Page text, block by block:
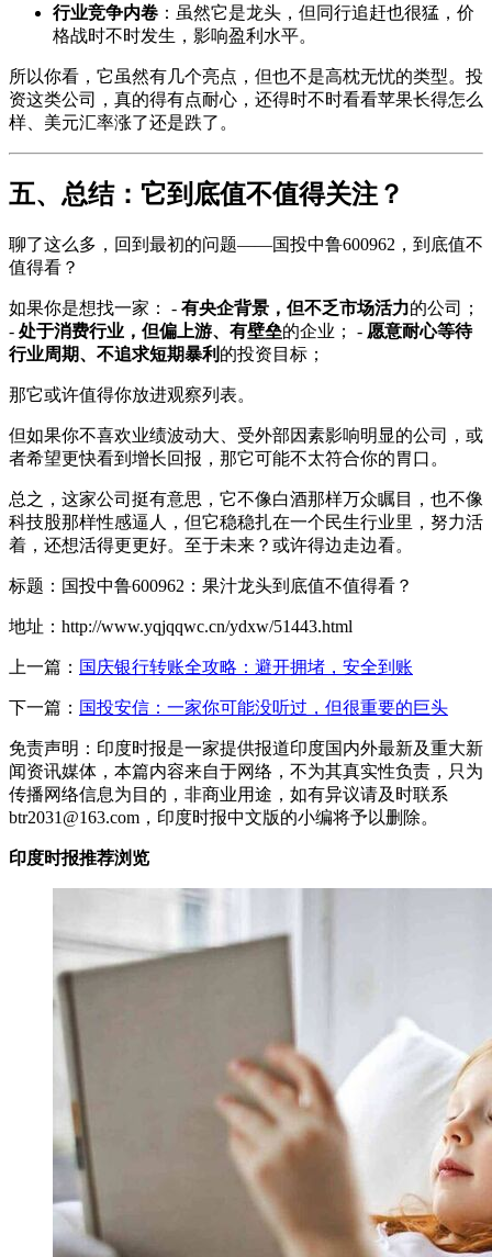
行业竞争内卷 ：虽然它是龙头，但同行追赶也很猛，价
格战时不时发生，影响盈利水平。
所以你看，它虽然有几个亮点，但也不是高枕无忧的类型。投
资这类公司，真的得有点耐心，还得时不时看看苹果长得怎么
样、美元汇率涨了还是跌了。
五、总结：它到底值不值得关注？
聊了这么多，回到最初的问题——国投中鲁600962，到底值不
值得看？
如果你是想找一家： - 有央企背景，但不乏市场活力的公司；
- 处于消费行业，但偏上游、有壁垒的企业； - 愿意耐心等待
行业周期、不追求短期暴利 的投资目标；
那它或许值得你放进观察列表。
但如果你不喜欢业绩波动大、受外部因素影响明显的公司，或
者希望更快看到增长回报，那它可能不太符合你的胃口。
总之，这家公司挺有意思，它不像白酒那样万众瞩目，也不像
科技股那样性感逼人，但它稳稳扎在一个民生行业里，努力活
着，还想活得更更好。至于未来？或许得边走边看。
标题：国投中鲁600962：果汁龙头到底值不值得看？
地址：http://www.yqjqqwc.cn/ydxw/51443.html
上一篇： 国庆银行转账全攻略：避开拥堵，安全到账
下一篇： 国投安信：一家你可能没听过，但很重要的巨头
免责声明：印度时报是一家提供报道印度国内外最新及重大新
闻资讯媒体，本篇内容来自于网络，不为其真实性负责，只为
传播网络信息为目的，非商业用途，如有异议请及时联系
btr2031@163.com，印度时报中文版的小编将予以删除。
印度时报推荐浏览